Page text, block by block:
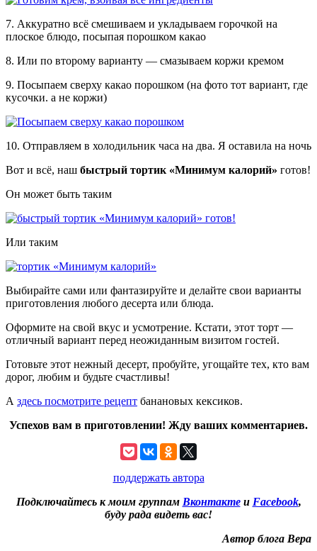
7. Аккуратно всё смешиваем и укладываем горочкой на
плоское блюдо, посыпая порошком какао
8. Или по второму варианту — смазываем коржи кремом
9. Посыпаем сверху какао порошком (на фото тот вариант, где
кусочки. а не коржи)
10. Отправляем в холодильник часа на два. Я оставила на ночь
Вот и всё, наш быстрый тортик «Минимум калорий» готов!
Он может быть таким
Или таким
Выбирайте сами или фантазируйте и делайте свои варианты
приготовления любого десерта или блюда.
Оформите на свой вкус и усмотрение. Кстати, этот торт —
отличный вариант перед неожиданным визитом гостей.
Готовьте этот нежный десерт, пробуйте, угощайте тех, кто вам
дорог, любим и будьте счастливы!
А здесь посмотрите рецепт банановых кексиков.
Успехов вам в приготовлении! Жду ваших комментариев.
поддержать автора
Подключайтесь к моим группам Вконтактеи Facebook,
буду рада видеть вас!
Автор блога Вера